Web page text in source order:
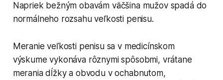
Napriek bežným obavám väčšina mužov spadá do
normálneho rozsahu veľkosti penisu.
Meranie veľkosti penisu sa v medicínskom
výskume vykonáva rôznymi spôsobmi, vrátane
merania dĺžky a obvodu v ochabnutom,